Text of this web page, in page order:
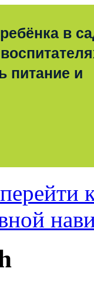
в
питание и